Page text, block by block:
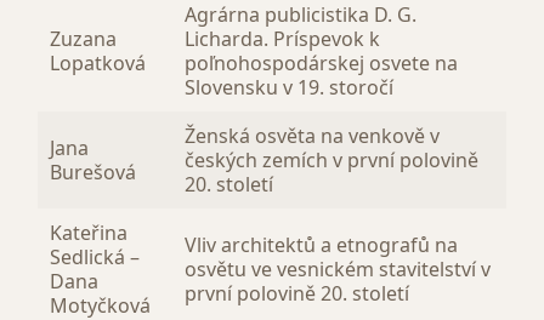
Zuzana
Lopatková
Agrárna publicistika D. G.
Licharda. Príspevok k
poľnohospodárskej osvete na
Slovensku v 19. storočí
Jana
Burešová
Ženská osvěta na venkově v
českých zemích v první polovině
20. století
Kateřina
Sedlická –
Dana
Motyčková
Vliv architektů a etnografů na
osvětu ve vesnickém stavitelství v
první polovině 20. století